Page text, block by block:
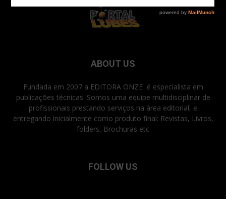
ABOUT US
Fundada em 2007 a EDITORA ONZE é especialista em
publicações técnicas. Somos uma equipe multidisciplinar de
profissionais prestando serviços na área editorial, e
entregando inicialmente como produto final: Revistas, Livros,
folders, Brochuras etc
FOLLOW US